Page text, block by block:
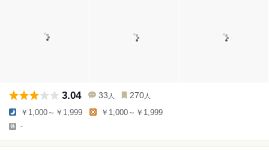
3.04 33 人 270 人
￥1,000～￥1,999 ￥1,000～￥1,999
-